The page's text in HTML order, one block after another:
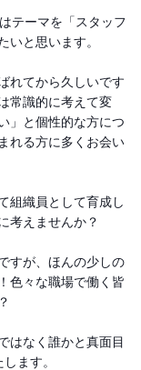
テーマを 「スタッフ
いと思います。
れてから久 しいです
常識的に考えて変
」と個性的な方につ
れる方に多くお会い
組織員として育成し
考えませんか？
すが、ほんの少しの
色々な職場で働く皆
はなく誰かと真面目
し ます。